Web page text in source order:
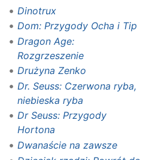
Dinotrux
Dom: Przygody Ocha i Tip
Dragon Age:
Rozgrzeszenie
Drużyna Zenko
Dr. Seuss: Czerwona ryba,
niebieska ryba
Dr Seuss: Przygody
Hortona
Dwanaście na zawsze